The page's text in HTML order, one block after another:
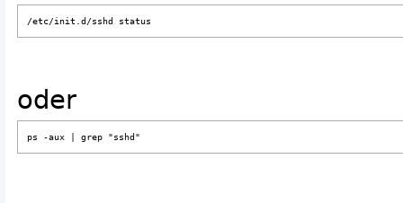
/etc/init.d/sshd status
oder
ps -aux | grep "sshd"